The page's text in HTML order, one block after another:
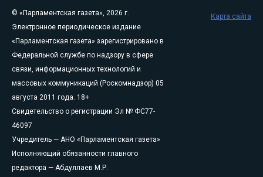
© «Парламентская газета», 2026 г.
Электронное периодическое издание
«Парламентская газета» зарегистрировано в
Федеральной службе по надзору в сфере
связи, информационных технологий и
массовых коммуникаций (Роскомнадзор) 05
августа 2011 года. 18+
Свидетельство о регистрации Эл № ФС77-
46097
Учредитель — АНО «Парламентская газета»
Исполняющий обязанности главного
редактора — Абдуллаев М.Р.
Карта сайта